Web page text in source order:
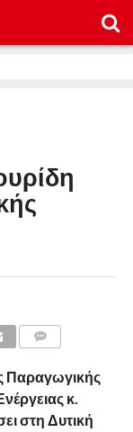
Παραγωγικής
κ.
στη Δυτική